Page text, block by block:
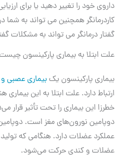
داروی خود را تغییر دهید یا برای
کاردرمانگر همچنین می تواند به شما
گفتار درمانگر می تواند به مشکلات
علت ابتلا به بیماری پارکینسون
بیماری پارکینسون یک بیماری عصبی
ارتباط دارد. علت ابتلا به این
خطرزا این بیماری را تحت تأثیر
دوپامین نورون‌های مغز است.
عملکرد عضلات دارد. هنگامی که
عضلات و کندی حرکت می‌شود.